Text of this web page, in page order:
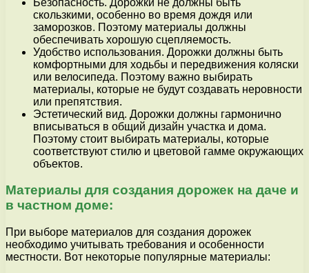
скользкими, особенно во время дождя или
заморозков. Поэтому материалы должны
обеспечивать хорошую сцепляемость.
Удобство использования. Дорожки должны быть
комфортными для ходьбы и передвижения коляски
или велосипеда. Поэтому важно выбирать
материалы, которые не будут создавать неровности
или препятствия.
Эстетический вид. Дорожки должны гармонично
вписываться в общий дизайн участка и дома.
Поэтому стоит выбирать материалы, которые
соответствуют стилю и цветовой гамме окружающих
объектов.
Материалы для создания дорожек на даче и
в частном доме:
При выборе материалов для создания дорожек
необходимо учитывать требования и особенности
местности. Вот некоторые популярные материалы: